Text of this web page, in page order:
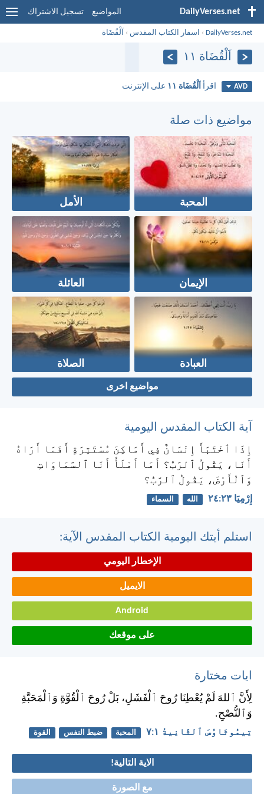
DailyVerses.net المواضيع تسجيل الاشتراك
DailyVerses.net
› اسفار الكتاب المقدس › اَلْقُضَاة
اَلْقُضَاة ١١
AVD اقرأ اَلْقُضَاة ١١ على الإنترنت
مواضيع ذات صلة
المحبة الأمل
الإيمان العائلة
العبادة الصلاة
مواضيع اخرى
آية الكتاب المقدس اليومية
إِذَا ٱخْتَبَأَ إِنْسَانٌ فِي أَمَاكِنَ مُسْتَتِرَةٍ أَفَمَا أَرَاهُ
أَنَا، يَقُولُ ٱلرَّبُّ؟ أَمَا أَمْلَأُ أَنَا ٱلسَّمَاوَاتِ
وَٱلْأَرْضَ، يَقُولُ ٱلرَّبُّ؟
إِرْمِيَا ٢٣:‏٢٤ الله السماء
استلم أيتك اليومية الكتاب المقدس الآية:
الإخطار اليومي
الايميل
Android
على موقعك
ايات مختارة
لِأَنَّ ٱللهَ لَمْ يُعْطِنَا رُوحَ ٱلْفَشَلِ، بَلْ رُوحَ ٱلْقُوَّةِ وَٱلْمَحَبَّةِ
وَٱلنُّصْحِ.
تِيمُوثَاوُسَ ٱلثَّانِيةُ ١:‏٧ المحبة ضبط النفس القوة
الاية التالية!
مع الصورة